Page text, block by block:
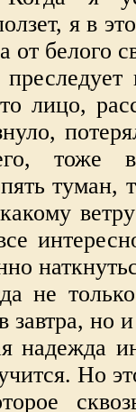
я в
от белого
лицо,
тоже в
туман,
не
завтра, но
надежда
Но